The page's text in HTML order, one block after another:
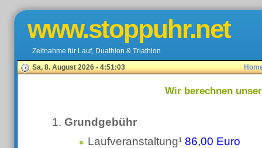
www.stoppuhr.net
Zeitnahme für Lauf, Duathlon & Triathlon
Sa, 8. August 2026 - 4:51:03
Wir berechnen
Grundgebühr
Laufveranstaltung¹ 86,00 Euro